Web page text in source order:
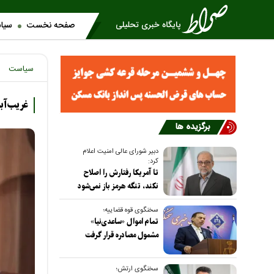
صفحه نخست
سیاست
برگزیده ها
دبیر شورای عالی امنیت اعلام
کرد:
تا آمریکا رفتارش را اصلاح
نکند، تنگه هرمز باز نمی‌شود
سخنگوی قوه قضاییه؛
تمام اموال «ساعدی‌نیا»
مشمول مصادره قرار گرفت
سخنگوی ارتش؛